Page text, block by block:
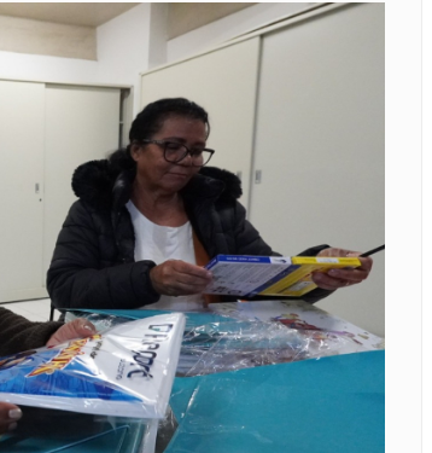
medalha ‘Jubileu de Ouro’ do presidente da